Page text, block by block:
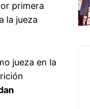
primera
la jueza
jueza en la